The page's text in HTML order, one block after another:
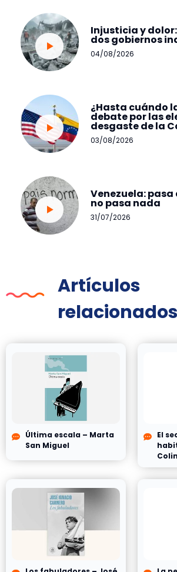
Injusticia y
dos gobiernos
04/08/2026
¿Hasta cuándo
debate por las
desgaste de la
03/08/2026
Venezuela:
no pasa nada
31/07/2026
Artículos
relacionados
Última escala – Marta
San Miguel
El